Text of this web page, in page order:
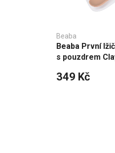
Beaba
Beaba První
s pouzdrem
349 Kč